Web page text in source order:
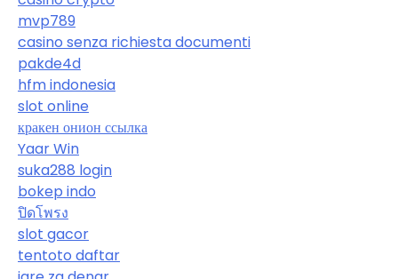
mvp789
casino senza richiesta documenti
pakde4d
hfm indonesia
slot online
кракен онион ссылка
Yaar Win
suka288 login
bokep indo
ปิดโพรง
slot gacor
tentoto daftar